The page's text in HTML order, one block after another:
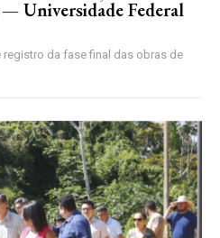
Universidade Federal
da fase final das obras de